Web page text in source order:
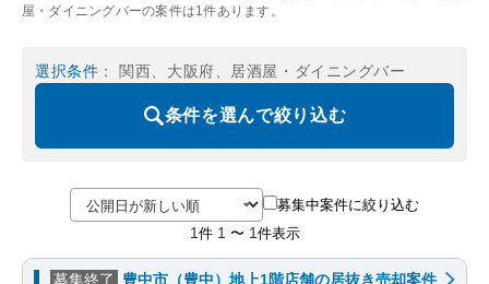
屋・ダイニングバーの案件は1件あります。
選択条件 ： 関西、大阪府、居酒屋・ダイニングバー
条件を選んで絞り込む
募集中案件に絞り込む
1 件 1 〜 1 件表示
募集終了 豊中市（豊中）地上1階店舗の居抜き売却案件